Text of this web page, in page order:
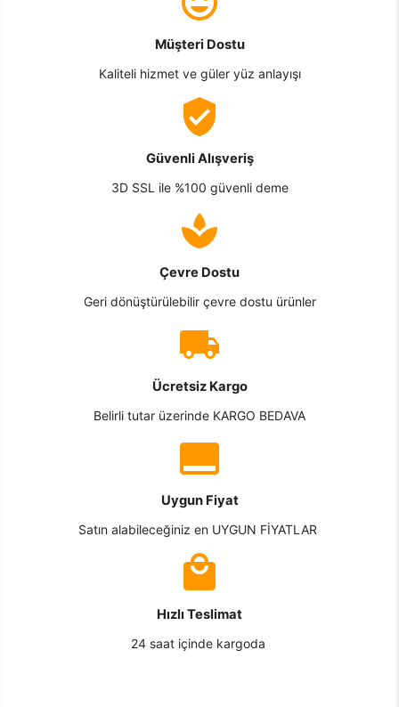
Müşteri Dostu
Kaliteli hizmet ve güler yüz anlayışı
Güvenli Alışveriş
3D SSL ile %100 güvenli deme
Çevre Dostu
Geri dönüştürülebilir çevre dostu ürünler
Ücretsiz Kargo
Belirli tutar üzerinde KARGO BEDAVA
Uygun Fiyat
Satın alabileceğiniz en UYGUN FİYATLAR
Hızlı Teslimat
24 saat içinde kargoda